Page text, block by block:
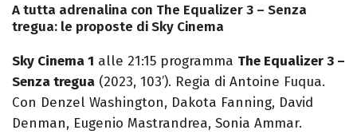
A tutta adrenalina con The Equalizer 3 – Senza
tregua: le proposte di Sky Cinema
Sky Cinema 1 alle 21:15 programma The Equalizer 3 –
Senza tregua (2023, 103’). Regia di Antoine Fuqua.
Con Denzel Washington, Dakota Fanning, David
Denman, Eugenio Mastrandrea, Sonia Ammar.